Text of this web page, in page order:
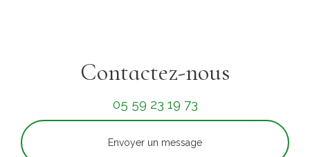
Contactez-nous
05 59 23 19 73
Envoyer un message